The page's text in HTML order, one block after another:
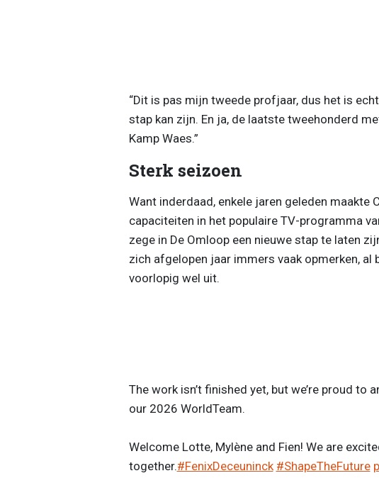
“Dit is pas mijn tweede profjaar, dus het is
stap kan zijn. En ja, de laatste tweehonderd
Kamp Waes.”
Sterk seizoen
Want inderdaad, enkele jaren geleden maakte
capaciteiten in het populaire TV-programma
zege in De Omloop een nieuwe stap te laten
zich afgelopen jaar immers vaak opmerken,
voorlopig wel uit.
The work isn’t finished yet, but we’re proud
our 2026 WorldTeam.
Welcome Lotte, Mylène and Fien! We are
together.#FenixDeceuninck #ShapeTheFuture